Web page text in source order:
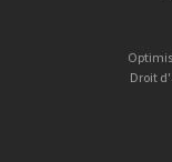
Droit